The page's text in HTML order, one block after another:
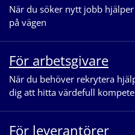
När du söker nytt jobb
på vägen
För arbetsgivare
När du behöver rekrytera
dig att hitta värdefull
För leverantörer